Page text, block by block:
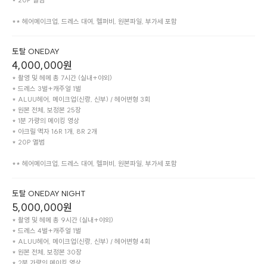
** 헤어메이크업, 드레스 대여, 헬퍼비, 원본파일, 부가세 포함
토탈 ONEDAY
4,000,000원
* 촬영 및 헤메 총 7시간 (실내+야외)
* 드레스 3벌+캐주얼 1벌
* ALUU헤어, 메이크업(신랑, 신부) / 헤어변형 3회
* 원본 전체, 보정본 25장
* 1분 가량의 메이킹 영상
* 아크릴 액자 16R 1개, 8R 2개
* 20P 앨범
** 헤어메이크업, 드레스 대여, 헬퍼비, 원본파일, 부가세 포함
토탈 ONEDAY NIGHT
5,000,000원
* 촬영 및 헤메 총 9시간 (실내+야외)
* 드레스 4벌+캐주얼 1벌
* ALUU헤어, 메이크업(신랑, 신부) / 헤어변형 4회
* 원본 전체, 보정본 30장